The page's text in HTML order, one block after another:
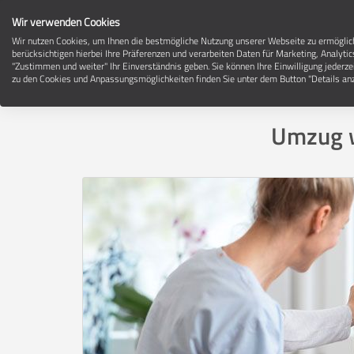
Umzug
Wir verwenden Cookies
Wir nutzen Cookies, um Ihnen die bestmögliche Nutzung unserer Webseite zu
berücksichtigen hierbei Ihre Präferenzen und verarbeiten Daten für Marketing,
"Zustimmen und weiter" Ihr Einverständnis geben. Sie können Ihre Einwilligung
zu den Cookies und Anpassungsmöglichkeiten finden Sie unter dem Button "Details